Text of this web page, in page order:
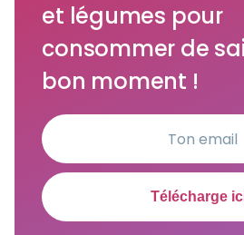
et légumes pour
consommer de
bon moment !